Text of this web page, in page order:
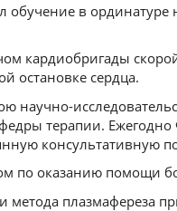
в ординатуре
кардиобригады
остановке сердца.
научно-
терапии.
консультативную
по оказанию помощи
метода плазмафереза